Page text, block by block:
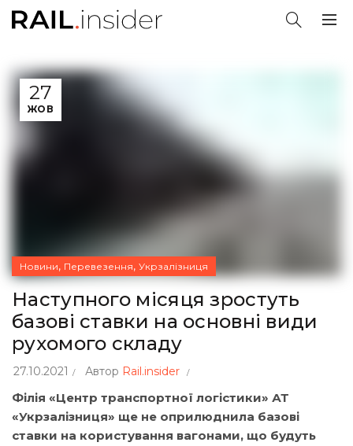
27
ЖОВ
Новини, Перевезення, Укрзалізниця
Наступного місяця зростуть
базові ставки на основні види
рухомого складу
27.10.2021 Автор Rail.insider
Філія «Центр транспортної логістики» АТ
«Укрзалізниця» ще не оприлюднила базові
ставки на користування вагонами, що будуть